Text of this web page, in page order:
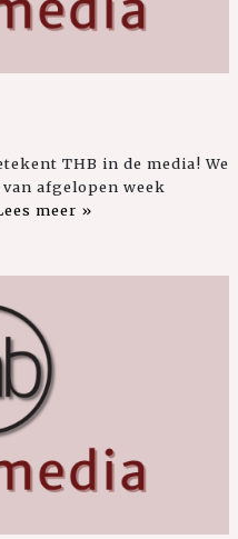
THB in de media! We
afgelopen week
meer »